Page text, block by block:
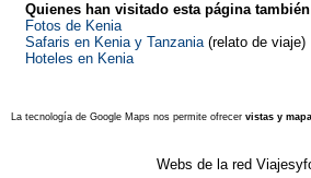
Quienes han visitado esta página
Fotos de Kenia
Safaris en Kenia y Tanzania(relato de viaje)
Hoteles en Kenia
La tecnología de Google Maps nos permite ofrecer vistas y
Webs de la red